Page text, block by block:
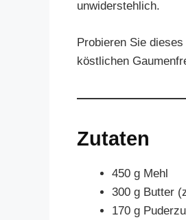
unwiderstehlich.
Probieren Sie
köstlichen
Zutaten
450 g Mehl
300 g Butter
170 g